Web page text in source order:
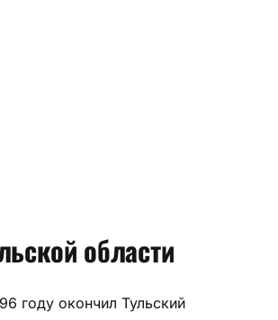
области
году окончил Тульский